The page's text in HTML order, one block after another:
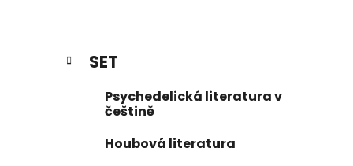
PPřeskočit
kategorie
K
a SET
Psychedelická literatura v
češtině
Houbová literatura